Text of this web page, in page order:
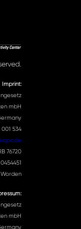
Imprint:
mbH
001 534
76720
mbH